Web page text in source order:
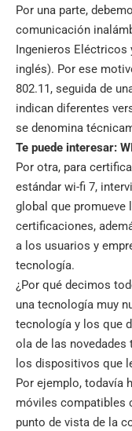
Por una parte,
comunicación
Ingenieros Eléctricos
inglés). Por ese
802.11, seguida de
indican diferentes
se denomina
Te puede interesar:
Por otra, para
estándar wi-fi 7,
global que promueve
certificaciones,
a los usuarios y
tecnología.
¿Por qué decimos
una tecnología muy
tecnología y los que
ola de las
los dispositivos que
Por ejemplo, todavía
móviles compatibles
punto de vista de la